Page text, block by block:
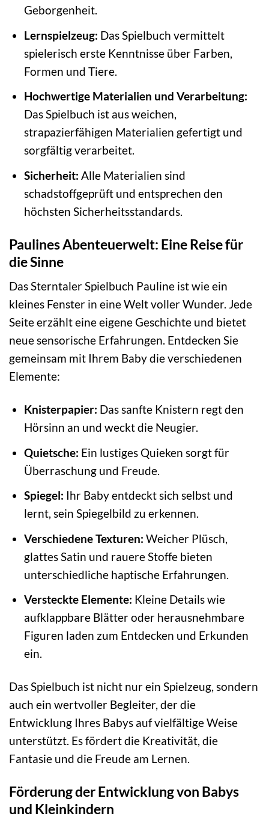
Geborgenheit.
Lernspielzeug: Das Spielbuch vermittelt
spielerisch erste Kenntnisse über Farben,
Formen und Tiere.
Hochwertige Materialien und Verarbeitung:
Das Spielbuch ist aus weichen,
strapazierfähigen Materialien gefertigt und
sorgfältig verarbeitet.
Sicherheit: Alle Materialien sind
schadstoffgeprüft und entsprechen den
höchsten Sicherheitsstandards.
Paulines Abenteuerwelt: Eine Reise für
die Sinne
Das Sterntaler Spielbuch Pauline ist wie ein
kleines Fenster in eine Welt voller Wunder. Jede
Seite erzählt eine eigene Geschichte und bietet
neue sensorische Erfahrungen. Entdecken Sie
gemeinsam mit Ihrem Baby die verschiedenen
Elemente:
Knisterpapier: Das sanfte Knistern regt den
Hörsinn an und weckt die Neugier.
Quietsche: Ein lustiges Quieken sorgt für
Überraschung und Freude.
Spiegel: Ihr Baby entdeckt sich selbst und
lernt, sein Spiegelbild zu erkennen.
Verschiedene Texturen: Weicher Plüsch,
glattes Satin und rauere Stoffe bieten
unterschiedliche haptische Erfahrungen.
Versteckte Elemente: Kleine Details wie
aufklappbare Blätter oder herausnehmbare
Figuren laden zum Entdecken und Erkunden
ein.
Das Spielbuch ist nicht nur ein Spielzeug, sondern
auch ein wertvoller Begleiter, der die
Entwicklung Ihres Babys auf vielfältige Weise
unterstützt. Es fördert die Kreativität, die
Fantasie und die Freude am Lernen.
Förderung der Entwicklung von Babys
und Kleinkindern